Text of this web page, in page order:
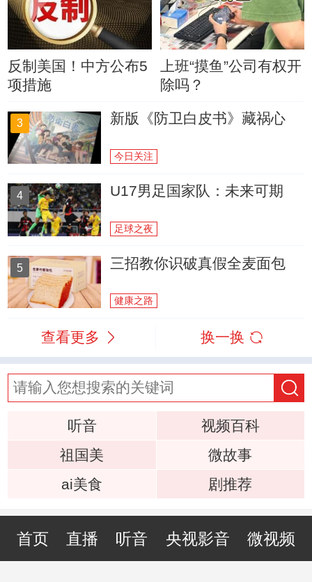
反制美国！中方公布5
项措施
上班“摸鱼”公司有权开
除吗？
3 新版《防卫白皮书》藏祸心
今日关注
4 U17男足国家队：未来可期
足球之夜
5 三招教你识破真假全麦面包
健康之路
查看更多 换一换
听音
视频百科
祖国美
微故事
ai美食
剧推荐
首页 直播 听音 央视影音 微视频